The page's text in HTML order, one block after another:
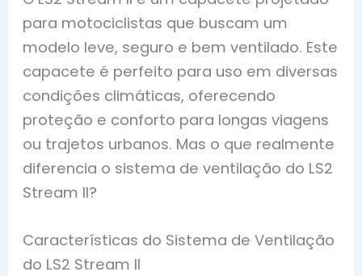
para motociclistas que buscam um
modelo leve, seguro e bem ventilado. Este
capacete é perfeito para uso em diversas
condições climáticas, oferecendo
proteção e conforto para longas viagens
ou trajetos urbanos. Mas o que realmente
diferencia o sistema de ventilação do LS2
Stream II?
Características do Sistema de Ventilação
do LS2 Stream II